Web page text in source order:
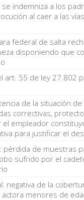
indemniza a los
al caer a las
federal de salta
disponiendo que
art. 55 de ley 27.802
de la situación
correctivas,
el empleador
para justificar el
pérdida de muestras
sufrido por el
negativa de la
actora menores de